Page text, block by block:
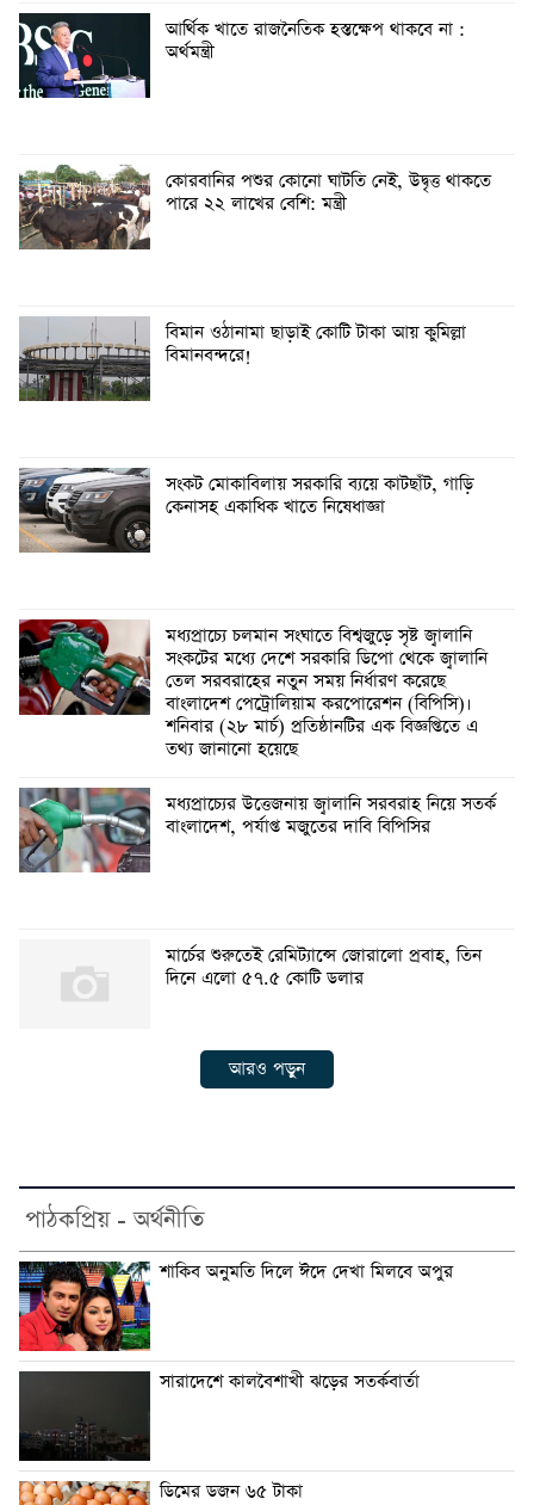
আর্থিক খাতে রাজনৈতিক হস্তক্ষেপ থাকবে না :
অর্থমন্ত্রী
কোরবানির পশুর কোনো ঘাটতি নেই, উদ্বৃত্ত থাকতে
পারে ২২ লাখের বেশি: মন্ত্রী
বিমান ওঠানামা ছাড়াই কোটি টাকা আয় কুমিল্লা
বিমানবন্দরে!
সংকট মোকাবিলায় সরকারি ব্যয়ে কাটছাঁট, গাড়ি
কেনাসহ একাধিক খাতে নিষেধাজ্ঞা
মধ্যপ্রাচ্যে চলমান সংঘাতে বিশ্বজুড়ে সৃষ্ট জ্বালানি
সংকটের মধ্যে দেশে সরকারি ডিপো থেকে জ্বালানি
তেল সরবরাহের নতুন সময় নির্ধারণ করেছে
বাংলাদেশ পেট্রোলিয়াম করপোরেশন (বিপিসি)।
শনিবার (২৮ মার্চ) প্রতিষ্ঠানটির এক বিজ্ঞপ্তিতে এ
তথ্য জানানো হয়েছে
মধ্যপ্রাচ্যের উত্তেজনায় জ্বালানি সরবরাহ নিয়ে সতর্ক
বাংলাদেশ, পর্যাপ্ত মজুতের দাবি বিপিসির
মার্চের শুরুতেই রেমিট্যান্সে জোরালো প্রবাহ, তিন
দিনে এলো ৫৭.৫ কোটি ডলার
আরও পড়ুন
পাঠকপ্রিয় - অর্থনীতি
শাকিব অনুমতি দিলে ঈদে দেখা মিলবে অপুর
সারাদেশে কালবৈশাখী ঝড়ের সতর্কবার্তা
ডিমের ডজন ৬৫ টাকা